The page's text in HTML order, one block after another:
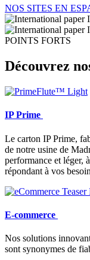
NOS SITES EN
POINTS FORTS
Découvrez
IP Prime
Le carton IP Prime,
de notre usine de
performance et léger,
répondant à vos
E-commerce
Nos solutions
sont synonymes de